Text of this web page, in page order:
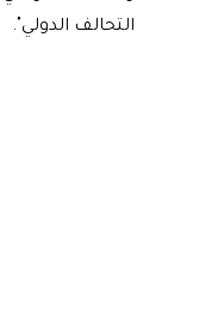
التحالف الدولي".